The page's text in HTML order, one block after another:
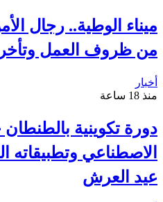
ميناء الوطية.. رجال
من ظروف العمل
أخبار
منذ 18 ساعة
دورة تكوينية
الاصطناعي وتطبيقاته
عيد العرش